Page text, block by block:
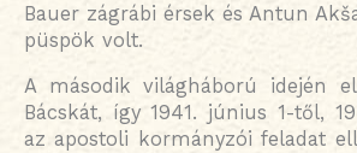
Bauer zágrábi érsek és Antun
püspök volt.
A második világháború idején
Bácskát, így 1941. június 1-től,
az apostoli kormányzói feladat